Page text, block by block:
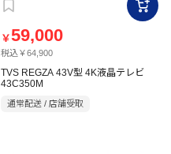
￥59,000
税込￥64,900
TVS REGZA 43V型 4K液晶テレビ
43C350M
通常配送 / 店舗受取